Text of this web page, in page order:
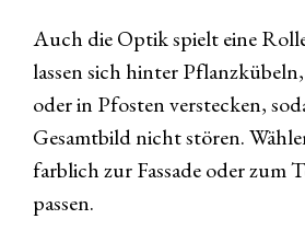
Auch die Optik spielt eine
lassen sich hinter
oder in Pfosten verstecken,
Gesamtbild nicht stören.
farblich zur Fassade oder zum
passen.